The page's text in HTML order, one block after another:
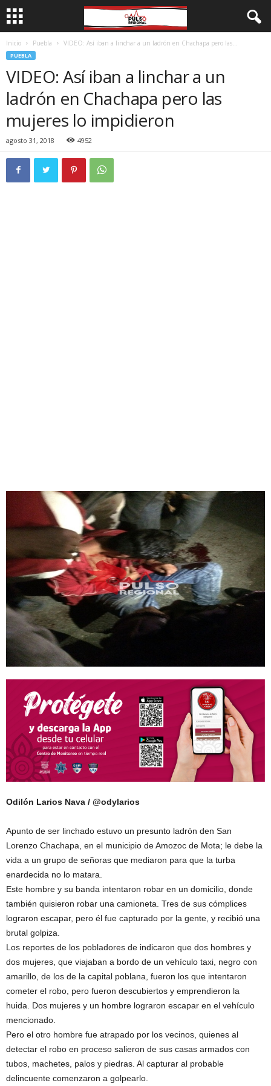
Inicio Puebla VIDEO: Así iban a linchar a un ladrón en Chachapa pero las...
PUEBLA
VIDEO: Así iban a linchar a un
ladrón en Chachapa pero las
mujeres lo impidieron
agosto 31, 2018 4952
Odilón Larios Nava / @odylarios
Apunto de ser linchado estuvo un presunto ladrón den San
Lorenzo Chachapa, en el municipio de Amozoc de Mota; le debe la
vida a un grupo de señoras que mediaron para que la turba
enardecida no lo matara.
Este hombre y su banda intentaron robar en un domicilio, donde
también quisieron robar una camioneta. Tres de sus cómplices
lograron escapar, pero él fue capturado por la gente, y recibió una
brutal golpiza.
Los reportes de los pobladores de indicaron que dos hombres y
dos mujeres, que viajaban a bordo de un vehículo taxi, negro con
amarillo, de los de la capital poblana, fueron los que intentaron
cometer el robo, pero fueron descubiertos y emprendieron la
huida. Dos mujeres y un hombre lograron escapar en el vehículo
mencionado.
Pero el otro hombre fue atrapado por los vecinos, quienes al
detectar el robo en proceso salieron de sus casas armados con
tubos, machetes, palos y piedras. Al capturar al probable
delincuente comenzaron a golpearlo.